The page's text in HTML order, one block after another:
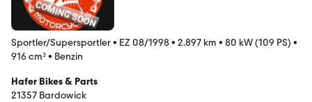
Sportler/Supersportler• EZ 08/1998• 2.897 km • 80 kW (109 PS) •
916 cm³• Benzin
Hafer Bikes & Parts
21357 Bardowick